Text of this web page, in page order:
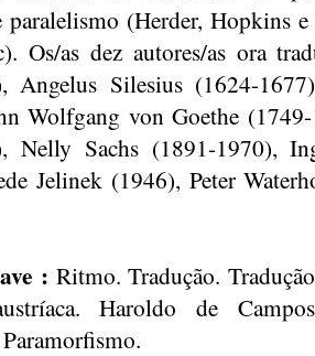
paralelismo (Herder, Hopkins
Os/as dez autores/as ora
Angelus Silesius (1624-
Wolfgang von Goethe
Nelly Sachs (1891-1970),
Jelinek (1946), Peter
: Ritmo. Tradução.
Haroldo de